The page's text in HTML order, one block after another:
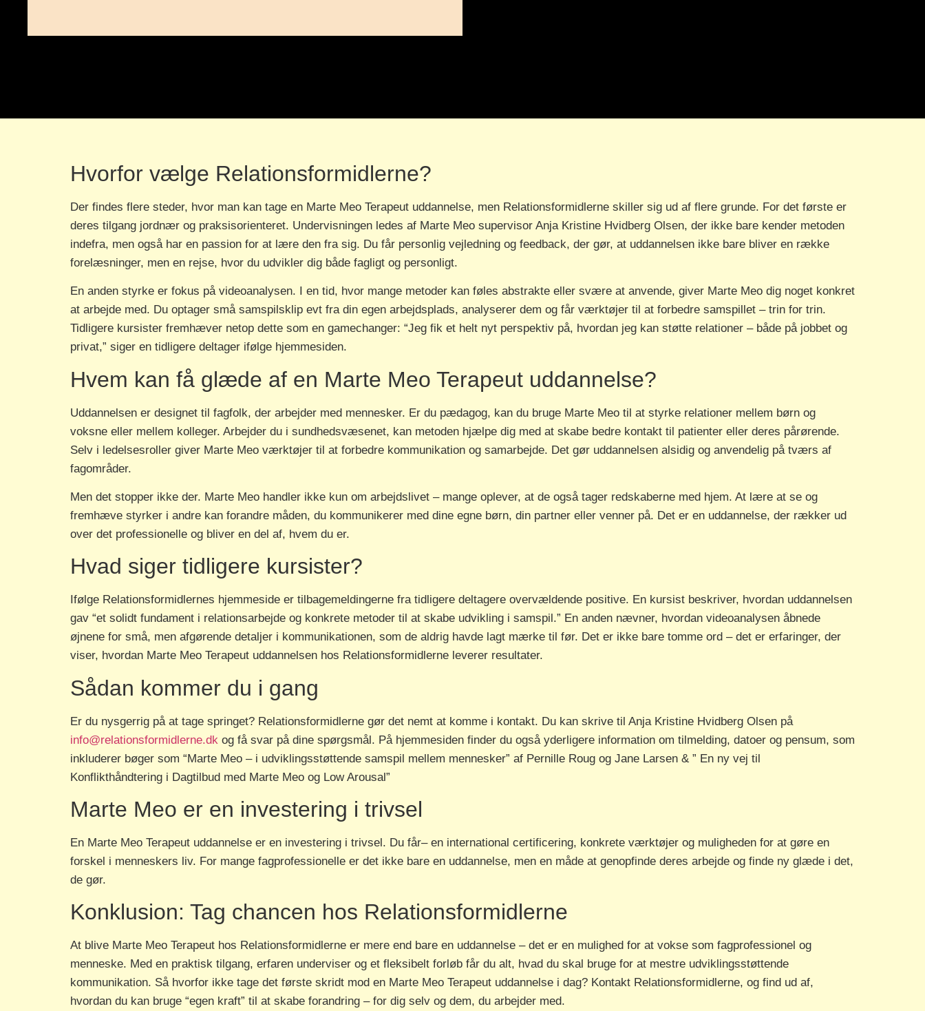
Hvorfor vælge Relationsformidlerne?
Der findes flere steder, hvor man kan tage en Marte Meo Terapeut uddannelse, men Relationsformidlerne skiller sig ud af flere grunde. For det første er
deres tilgang jordnær og praksisorienteret. Undervisningen ledes af Marte Meo supervisor Anja Kristine Hvidberg Olsen, der ikke bare kender metoden
indefra, men også har en passion for at lære den fra sig. Du får personlig vejledning og feedback, der gør, at uddannelsen ikke bare bliver en række
forelæsninger, men en rejse, hvor du udvikler dig både fagligt og personligt.
En anden styrke er fokus på videoanalysen. I en tid, hvor mange metoder kan føles abstrakte eller svære at anvende, giver Marte Meo dig noget konkret
at arbejde med. Du optager små samspilsklip evt fra din egen arbejdsplads, analyserer dem og får værktøjer til at forbedre samspillet – trin for trin.
Tidligere kursister fremhæver netop dette som en gamechanger: “Jeg fik et helt nyt perspektiv på, hvordan jeg kan støtte relationer – både på jobbet og
privat,” siger en tidligere deltager ifølge hjemmesiden.
Hvem kan få glæde af en Marte Meo Terapeut uddannelse?
Uddannelsen er designet til fagfolk, der arbejder med mennesker. Er du pædagog, kan du bruge Marte Meo til at styrke relationer mellem børn og
voksne eller mellem kolleger. Arbejder du i sundhedsvæsenet, kan metoden hjælpe dig med at skabe bedre kontakt til patienter eller deres pårørende.
Selv i ledelsesroller giver Marte Meo værktøjer til at forbedre kommunikation og samarbejde. Det gør uddannelsen alsidig og anvendelig på tværs af
fagområder.
Men det stopper ikke der. Marte Meo handler ikke kun om arbejdslivet – mange oplever, at de også tager redskaberne med hjem. At lære at se og
fremhæve styrker i andre kan forandre måden, du kommunikerer med dine egne børn, din partner eller venner på. Det er en uddannelse, der rækker ud
over det professionelle og bliver en del af, hvem du er.
Hvad siger tidligere kursister?
Ifølge Relationsformidlernes hjemmeside er tilbagemeldingerne fra tidligere deltagere overvældende positive. En kursist beskriver, hvordan uddannelsen
gav “et solidt fundament i relationsarbejde og konkrete metoder til at skabe udvikling i samspil.” En anden nævner, hvordan videoanalysen åbnede
øjnene for små, men afgørende detaljer i kommunikationen, som de aldrig havde lagt mærke til før. Det er ikke bare tomme ord – det er erfaringer, der
viser, hvordan Marte Meo Terapeut uddannelsen hos Relationsformidlerne leverer resultater.
Sådan kommer du i gang
Er du nysgerrig på at tage springet? Relationsformidlerne gør det nemt at komme i kontakt. Du kan skrive til Anja Kristine Hvidberg Olsen på
info@relationsformidlerne.dk og få svar på dine spørgsmål. På hjemmesiden finder du også yderligere information om tilmelding, datoer og pensum, som
inkluderer bøger som “Marte Meo – i udviklingsstøttende samspil mellem mennesker” af Pernille Roug og Jane Larsen & ” En ny vej til
Konflikthåndtering i Dagtilbud med Marte Meo og Low Arousal”
Marte Meo er en investering i trivsel
En Marte Meo Terapeut uddannelse er en investering i trivsel. Du får– en international certificering, konkrete værktøjer og muligheden for at gøre en
forskel i menneskers liv. For mange fagprofessionelle er det ikke bare en uddannelse, men en måde at genopfinde deres arbejde og finde ny glæde i det,
de gør.
Konklusion: Tag chancen hos Relationsformidlerne
At blive Marte Meo Terapeut hos Relationsformidlerne er mere end bare en uddannelse – det er en mulighed for at vokse som fagprofessionel og
menneske. Med en praktisk tilgang, erfaren underviser og et fleksibelt forløb får du alt, hvad du skal bruge for at mestre udviklingsstøttende
kommunikation. Så hvorfor ikke tage det første skridt mod en Marte Meo Terapeut uddannelse i dag? Kontakt Relationsformidlerne, og find ud af,
hvordan du kan bruge “egen kraft” til at skabe forandring – for dig selv og dem, du arbejder med.